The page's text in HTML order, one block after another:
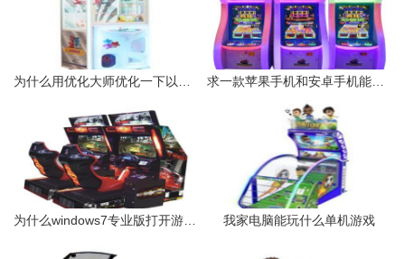
我家电脑能玩什么单机游戏